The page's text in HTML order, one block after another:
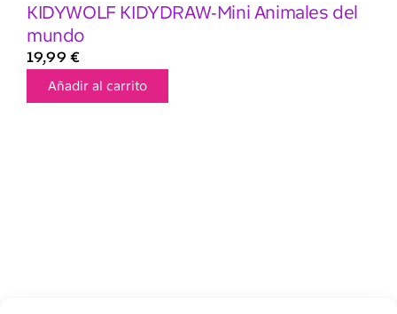
KIDYWOLF KIDYDRAW-Mini Animales del
mundo
19,99 €
Añadir al carrito